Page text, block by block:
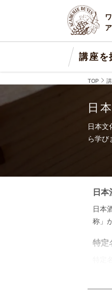
講座を
TOP
日
日本文
ら学び
日
日本
称」
特定